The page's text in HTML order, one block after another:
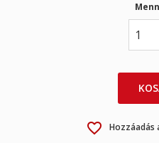
favorite_border Hozzáadás
My wishlists
Kívánságlista
Kívánságlista neve
Be kell jelentkezned a